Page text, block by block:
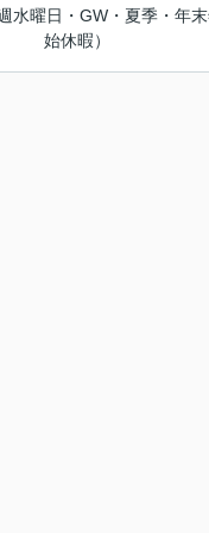
水曜日・GW・夏季・年
始休暇）